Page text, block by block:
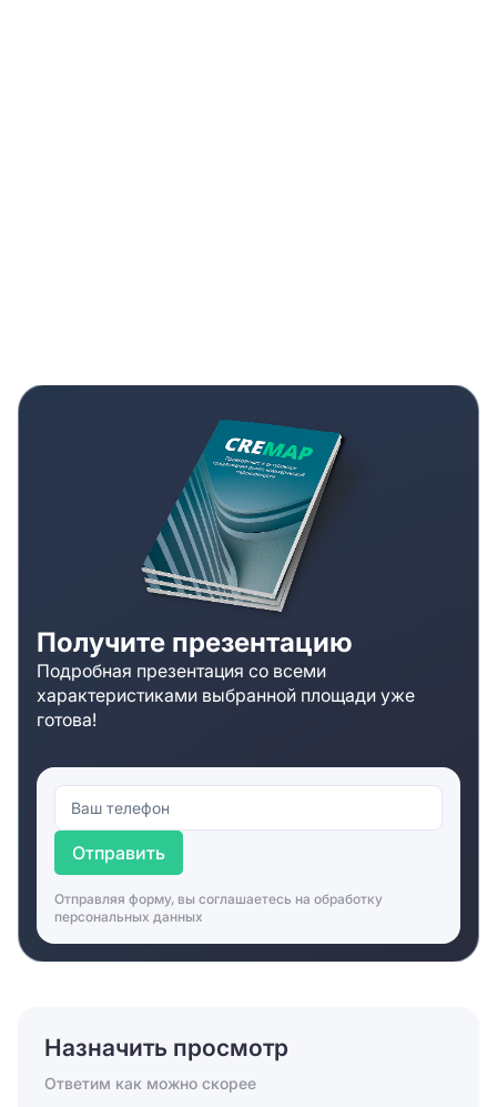
Получите презентацию
Подробная презентация со всеми
характеристиками выбранной площади уже
готова!
Отправить
Отправляя форму, вы соглашаетесь на обработку
персональных данных
Назначить просмотр
Ответим как можно скорее